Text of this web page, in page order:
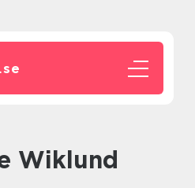
se
Wiklund